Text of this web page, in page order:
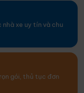
xe uy tín và chu
gói, thủ tục đơn